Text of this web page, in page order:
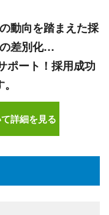
動向を踏まえた採
差別化…
ポート！採用成功
詳細を見る